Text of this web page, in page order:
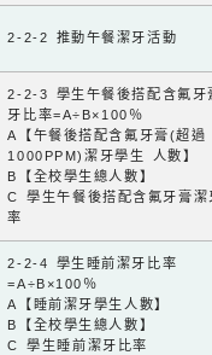
2-2-2 推動午餐潔牙活動
2-2-3 學生午餐後搭配含氟牙
牙比率=A÷B×100％
A【午餐後搭配含氟牙膏(超過
1000PPM)潔牙學生 人數】
B【全校學生總人數】
C 學生午餐後搭配含氟牙膏潔
率
2-2-4 學生睡前潔牙比率
=A÷B×100％
A【睡前潔牙學生人數】
B【全校學生總人數】
C 學生睡前潔牙比率